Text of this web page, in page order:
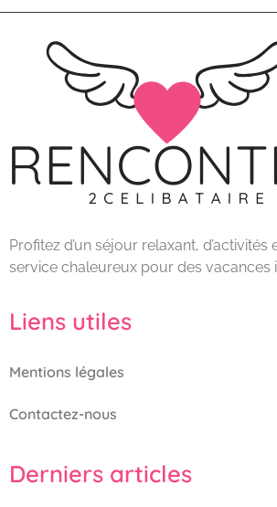
Profitez d’un séjour relaxant, d’activités
service chaleureux pour des vacances
Liens utiles
Mentions légales
Contactez-nous
Derniers articles